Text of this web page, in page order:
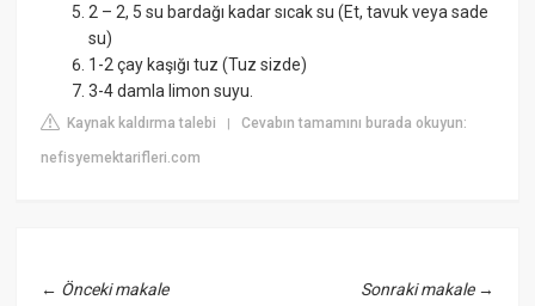
2 – 2, 5 su bardağı kadar sıcak su (Et, tavuk veya sade
su)
1-2 çay kaşığı tuz (Tuz sizde)
3-4 damla limon suyu.
Kaynak kaldırma talebi |Cevabın tamamını burada okuyun:
nefisyemektarifleri.com
← Önceki makale Sonraki makale→